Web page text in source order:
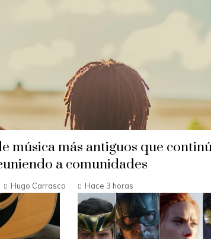
música más antiguos que
a comunidades
Hugo Carrasco Hace 3 horas